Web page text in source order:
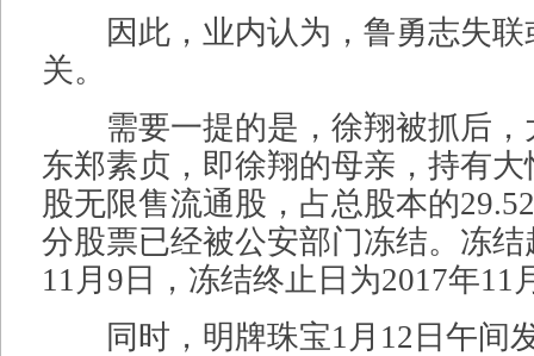
因此，业内认为，鲁勇志失联
关。
需要一提的是，徐翔被抓后，
东郑素贞，即徐翔的母亲，持有大
股无限售流通股，占总股本的
分股票已经被公安部门冻结。冻结
11月9日，冻结终止日为2017年11
同时，明牌珠宝1月12日午间